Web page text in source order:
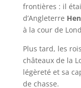
frontières : il
d’Angleterre
à la cour de
Plus tard, les
châteaux de la
légèreté et sa
de chasse.